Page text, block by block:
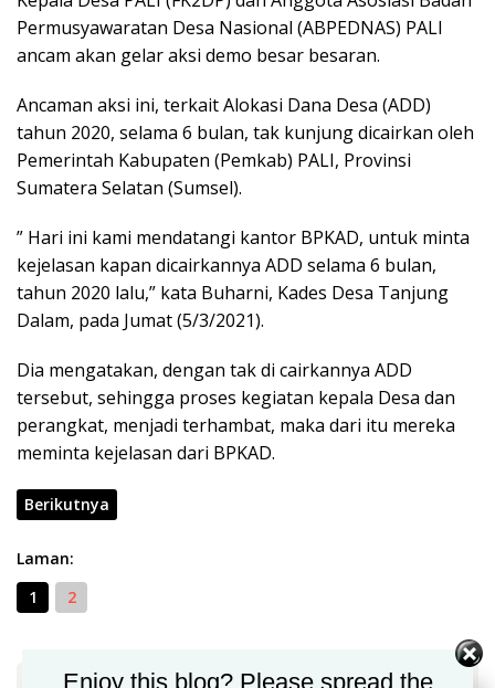
b
o
o
k
er s
A
p
p
gr
a
m
e
Permusyawaratan Desa Nasional (ABPEDNAS) PALI
ancam akan gelar aksi demo besar besaran.
Ancaman aksi ini, terkait Alokasi Dana Desa (ADD)
tahun 2020, selama 6 bulan, tak kunjung dicairkan oleh
Pemerintah Kabupaten (Pemkab) PALI, Provinsi
Sumatera Selatan (Sumsel).
” Hari ini kami mendatangi kantor BPKAD, untuk minta
kejelasan kapan dicairkannya ADD selama 6 bulan,
tahun 2020 lalu,” kata Buharni, Kades Desa Tanjung
Dalam, pada Jumat (5/3/2021).
Dia mengatakan, dengan tak di cairkannya ADD
tersebut, sehingga proses kegiatan kepala Desa dan
perangkat, menjadi terhambat, maka dari itu mereka
meminta kejelasan dari BPKAD.
Berikutnya
Laman:
1
2
Enjoy this blog? Please spread the